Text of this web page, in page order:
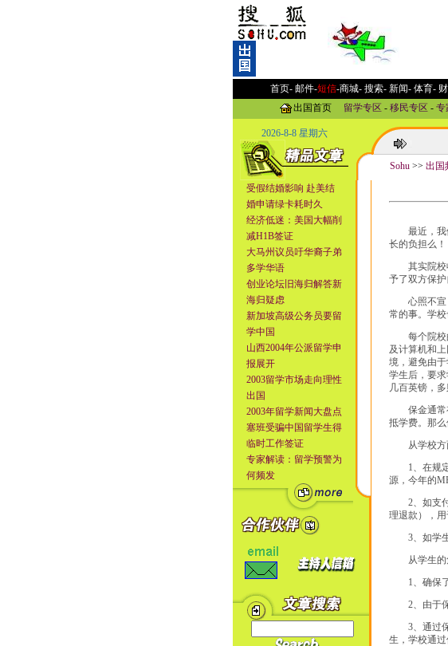
首页- 邮件-短信-商城- 搜索-新闻- 体育-
出国首页
留学专区- 移民专区- 专
2026-8-8 星期六
受假结婚影响 赴美结
婚申请绿卡耗时久
经济低迷：美国大幅削
减H1B签证
大马州议员吁华裔子弟
多学华语
创业论坛旧海归解答新
海归疑虑
新加坡高级公务员要留
学中国
山西2004年公派留学申
报展开
2003留学市场走向理性
出国
2003年留学新闻大盘点
塞班受骗中国留学生得
临时工作签证
专家解读：留学预警为
何频发
Sohu >> 出国
最近，我们
长的负担么！
其实院校收
予了双方保护
心照不宣，
常的事。学校
每个院校的
及计算机和
境，避免由
学生后，要
几百英镑，多
保金通常有
抵学费。那
从学校方
1、在规定
源，今年的
2、如支付
理退款），用
3、如学生
从学生的
1、确保了
2、由于保
3、通过保
生，学校通